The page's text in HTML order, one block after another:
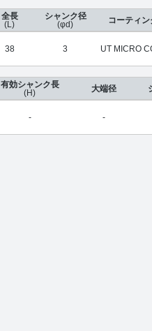
全長
(L)
38
シャンク径
(φd)
3
コーティン
UT MICRO
有効シャンク長
(H)
-
大端径
-